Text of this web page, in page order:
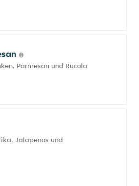
Parmesan und Rucola
Jalapenos und